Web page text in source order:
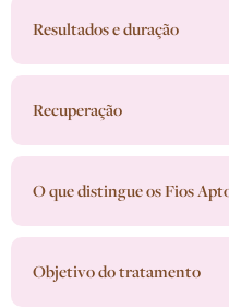
Resultados e duração
Recuperação
O que distingue os Fios
Objetivo do tratamento